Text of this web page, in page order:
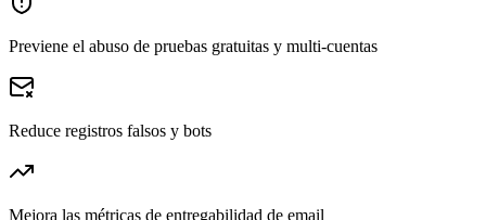
Previene el abuso de pruebas gratuitas y multi-cuentas
Reduce registros falsos y bots
Mejora las métricas de entregabilidad de email